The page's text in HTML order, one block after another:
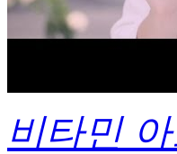
비타민